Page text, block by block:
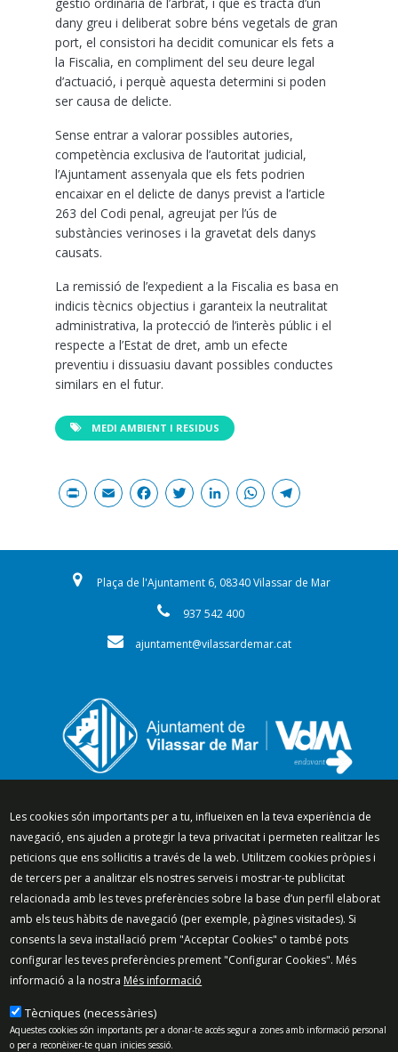
dany greu i deliberat sobre béns vegetals de gran
port, el consistori ha decidit comunicar els fets a
la Fiscalia, en compliment del seu deure legal
d’actuació, i perquè aquesta determini si poden
ser causa de delicte.
Sense entrar a valorar possibles autories,
competència exclusiva de l’autoritat judicial,
l’Ajuntament assenyala que els fets podrien
encaixar en el delicte de danys previst a l’article
263 del Codi penal, agreujat per l’ús de
substàncies verinoses i la gravetat dels danys
causats.
La remissió de l’expedient a la Fiscalia es basa en
indicis tècnics objectius i garanteix la neutralitat
administrativa, la protecció de l’interès públic i el
respecte a l’Estat de dret, amb un efecte
preventiu i dissuasiu davant possibles conductes
similars en el futur.
MEDI AMBIENT I RESIDUS
PrintEmailFacebook
Twitter
LinkedIn
Plaça de l'Ajuntament 6, 08340 Vilassar de Mar
937 542 400
ajuntament@vilassardemar.cat
Segueix-nos a:
Mapa del lloc
Política de Privacitat
Política de Xarxes Socials
Política de cookies
Protecció de dades
Avís legal
Contacte
Preguntes freqüents
© 2025 - Ajuntament de Vilassar de Mar
Les cookies són importants per a tu, influeixen en la teva experiència de
navegació, ens ajuden a protegir la teva privacitat i permeten realitzar les
peticions que ens sol·licitis a través de la web. Utilitzem cookies pròpies i
de tercers per a analitzar els nostres serveis i mostrar-te publicitat
relacionada amb les teves preferències sobre la base d’un perfil elaborat
amb els teus hàbits de navegació (per exemple, pàgines visitades). Si
consents la seva instal·lació prem "Acceptar Cookies" o també pots
configurar les teves preferències prement "Configurar Cookies". Més
informació a la nostra Més informació
Tècniques (necessàries)
Aquestes cookies són importants per a donar-te accés segur a zones amb informació personal
o per a reconèixer-te quan inicies sessió.